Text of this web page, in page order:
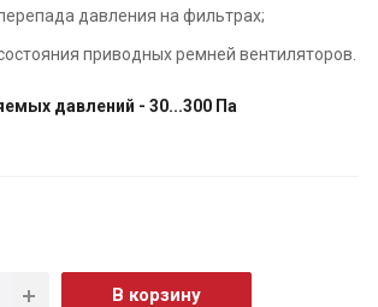
давления на фильтрах;
приводных ремней вентиляторов.
давлений - 30...300 Па
В корзину